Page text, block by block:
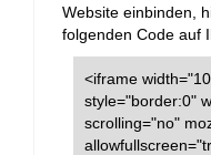
Website einbinden,
folgenden Code auf
<iframe
style="border:0"
scrolling="no"